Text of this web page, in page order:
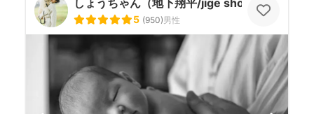
しょうちゃん（地下翔平/jige shohe）
5 (950)男性